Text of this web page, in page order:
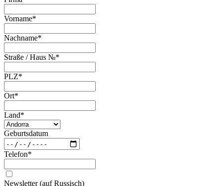
Vorname*
Nachname*
Straße / Haus №*
PLZ*
Ort*
Land*
Geburtsdatum
Telefon*
Newsletter (auf Russisch)